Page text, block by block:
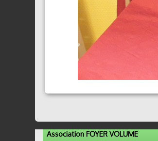
Association FOYER VOLUME